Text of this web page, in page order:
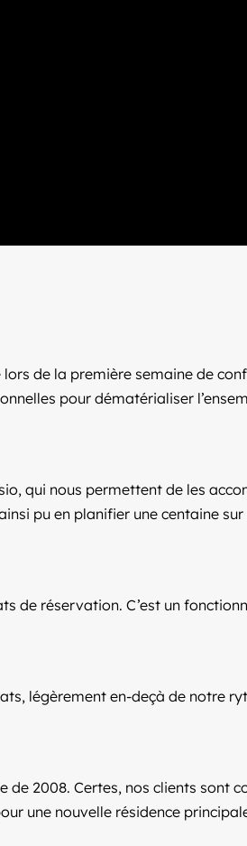
lors de la première semaine de
pour dématérialiser
qui nous permettent de les
pu en planifier une centaine
de réservation. C’est un
légèrement en-deçà de notre
de 2008. Certes, nos clients sont
une nouvelle résidence